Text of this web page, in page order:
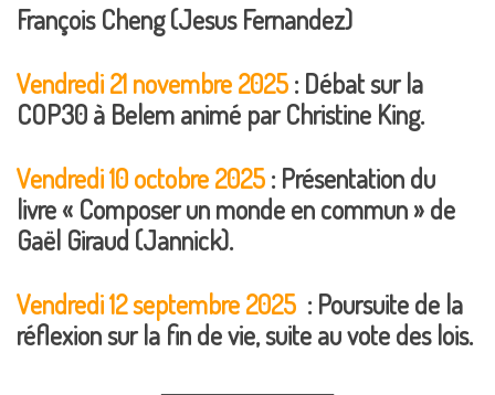
François Cheng (Jesus Fernandez)
Vendredi 21 novembre 2025: Débat sur la
COP30 à Belem animé par Christine King.
Vendredi 10 octobre 2025: Présentation du
livre « Composer un monde en commun » de
Gaël Giraud (Jannick).
Vendredi 12 septembre 2025 : Poursuite de la
réflexion sur la fin de vie, suite au vote des lois.